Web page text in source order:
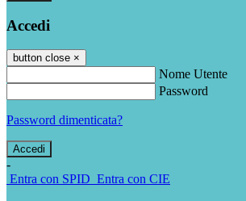
Accedi
button close ×
Nome Utente
Password
Password dimenticata?
-
Entra con SPID Entra con CIE